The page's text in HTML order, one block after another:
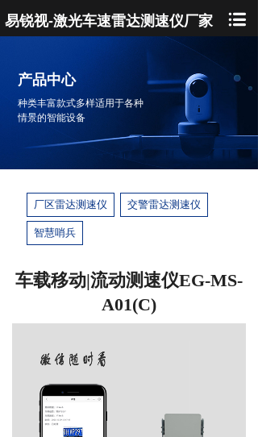
易锐视-激光车速雷达测速仪厂家
产品中心
种类丰富款式多样适用于各种
情景的智能设备
厂区雷达测速仪 交警雷达测速仪
智慧哨兵
车载移动|流动测速仪EG-MS-
A01(C)